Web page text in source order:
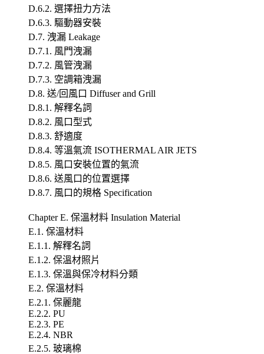
D.6.2. 選擇扭力方法
D.6.3. 驅動器安裝
D.7. 洩漏 Leakage
D.7.1. 風門洩漏
D.7.2. 風管洩漏
D.7.3. 空調箱洩漏
D.8. 送/回風口 Diffuser and Grill
D.8.1. 解釋名詞
D.8.2. 風口型式
D.8.3. 舒適度
D.8.4. 等溫氣流 ISOTHERMAL AIR JETS
D.8.5. 風口安裝位置的氣流
D.8.6. 送風口的位置選擇
D.8.7. 風口的規格 Specification
Chapter E. 保溫材料 Insulation Material
E.1. 保溫材料
E.1.1. 解釋名詞
E.1.2. 保溫材照片
E.1.3. 保溫與保冷材料分類
E.2. 保溫材料
E.2.1. 保麗龍
E.2.2. PU
E.2.3. PE
E.2.4. NBR
E.2.5. 玻璃棉